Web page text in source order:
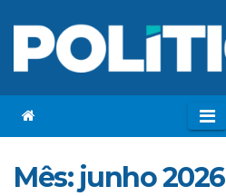
Mês: junho 2026